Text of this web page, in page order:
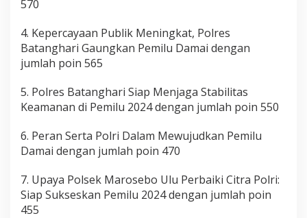
570
4. Kepercayaan Publik Meningkat, Polres
Batanghari Gaungkan Pemilu Damai dengan
jumlah poin 565
5. Polres Batanghari Siap Menjaga Stabilitas
Keamanan di Pemilu 2024 dengan jumlah poin 550
6. Peran Serta Polri Dalam Mewujudkan Pemilu
Damai dengan jumlah poin 470
7. Upaya Polsek Marosebo Ulu Perbaiki Citra Polri:
Siap Sukseskan Pemilu 2024 dengan jumlah poin
455